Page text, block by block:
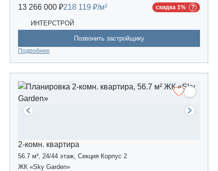
13 266 000 ₽218 119 ₽/м² скидка 1%
ИНТЕРСТРОЙ
Позвонить застройщику
Подробнее
2-комн. квартира
56.7 м², 24/44 этаж, Секция Корпус 2
ЖК «Sky Garden»